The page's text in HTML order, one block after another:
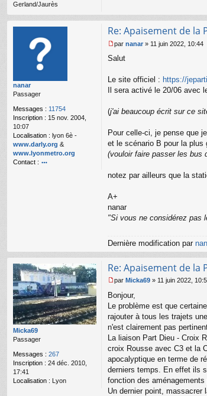
Gerland/Jaurès
nanar
Passager
Messages : 11754
Inscription : 15 nov. 2004,
10:07
Localisation : lyon 6è -
www.darly.org &
www.lyonmetro.org
Contact :
Re: Apaisement de la
e
s
g
n
n
u
par nanar » 11 juin 2022, 10:44
Salut
Le site officiel : https://
Il sera activé le 20/06 avec
(j'ai beaucoup écrit sur ce
Pour celle-ci, je pense que
et le scénario B pour la plus
(vouloir faire passer les bus
notez par ailleurs que la
A+
nanar
"Si vous ne considérez pas
Dernière modification par
Micka69
Passager
Messages : 267
Inscription : 24 déc. 2010,
17:41
Localisation : Lyon
Re: Apaisement de la
e
s
s
a
g
e
n
o
u
par Micka69 » 11 juin 2022,
Bonjour,
Le problème est que
rajouter à tous les trajets
n'est clairement pas
La liaison Part Dieu - Croix
croix Rousse avec C3 et la
apocalyptique en terme de
derniers temps. En effet ils
fonction des aménagements
Un dernier point, massacrer